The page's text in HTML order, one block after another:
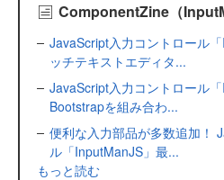
ComponentZine（
JavaScript入力コントロール
ッチテキストエディタ...
JavaScript入力コントロール
Bootstrapを組み合わ...
便利な入力部品が多数追加！
ル「InputManJS」最...
もっと読む